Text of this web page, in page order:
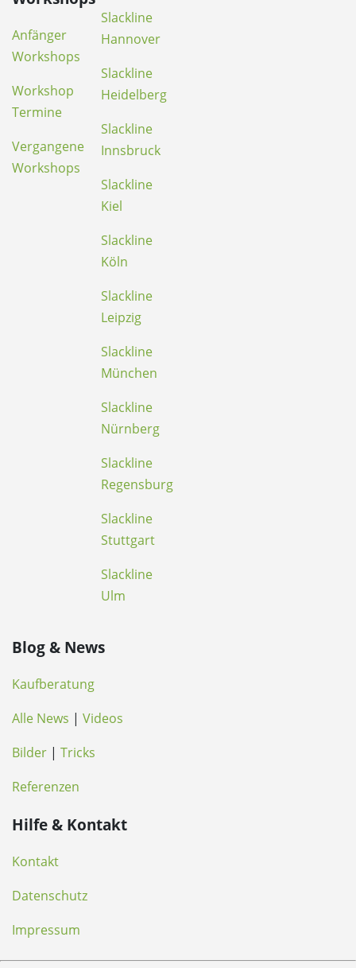
Anfänger
Workshops
Workshop
Termine
Vergangene
Workshops
Slackline
Hannover
Slackline
Heidelberg
Slackline
Innsbruck
Slackline
Kiel
Slackline
Köln
Slackline
Leipzig
Slackline
München
Slackline
Nürnberg
Slackline
Regensburg
Slackline
Stuttgart
Slackline
Ulm
Blog & News
Kaufberatung
Alle News | Videos
Bilder | Tricks
Referenzen
Hilfe & Kontakt
Kontakt
Datenschutz
Impressum